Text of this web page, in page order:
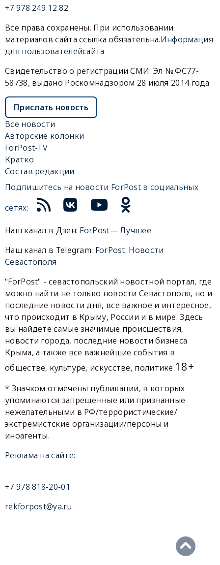
+7 978 249 12 82
Все права сохранены. При использовании
материалов сайта ссылка обязательна.Информация
для пользователейсайта
Свидетельство о регистрации СМИ: Эл № ФС77-
58738, выдано Роскомнадзором 28 июля 2014 года
Прислать новость
Все новости
Авторские колонки
ForPost-TV
Кратко
Состав редакции
Подпишитесь на новости ForPost в социальных
сетях:
Наш канал в Дзен: ForPost— Лучшее
Наш канал в Telegram: ForPost. Новости
Севастополя
"ForPost" - севастопольский новостной портал, где
можно найти не только новости Севастополя, но и
последние новости дня, все важное и интересное,
что происходит в Крыму, России и в мире. Здесь
вы найдете самые значимые происшествия,
новости города, последние новости бизнеса
Крыма, а также все важнейшие события в
обществе, культуре, искусстве, политике.18+
* Значком отмечены публикации, в которых
упоминаются запрещенные или признанные
нежелательными в РФ/террористические/
экстремистские организации/персоны и
иноагенты.
Реклама на сайте:
+7 978 818-20-01
rekforpost@ya.ru